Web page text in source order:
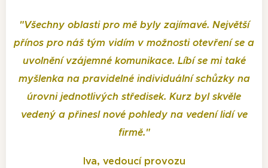
"Všechny oblasti pro mě byly zajímavé. Největší
přínos pro náš tým vidím v možnosti otevření se a
uvolnění vzájemné komunikace. Líbí se mi také
myšlenka na pravidelné individuální schůzky na
úrovni jednotlivých středisek. Kurz byl skvěle
vedený a přinesl nové pohledy na vedení lidí ve
firmě."
Iva, vedoucí provozu